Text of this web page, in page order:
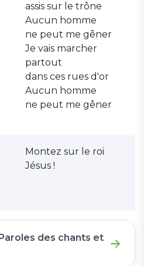
assis sur le trône
Aucun homme
ne peut me gêner
Je vais marcher
partout
dans ces rues d'or
Aucun homme
ne peut me gêner
Montez sur le roi
Jésus !
des chants et